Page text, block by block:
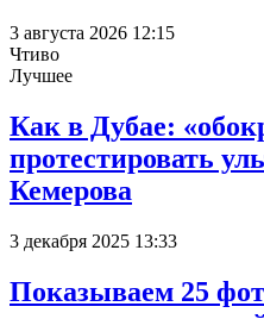
3 августа 2026 12:15
Чтиво
Лучшее
Как в Дубае:
протестировать
Кемерова
3 декабря 2025 13:33
Показываем 25